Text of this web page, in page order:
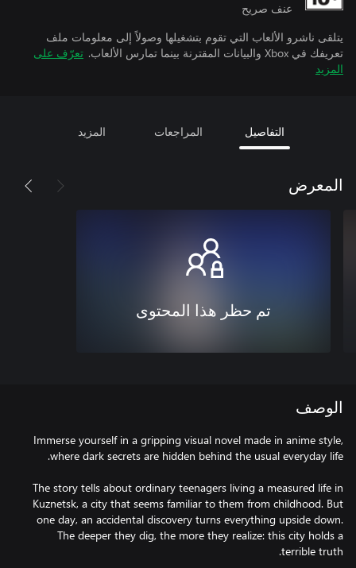
عنف صريح
يتلقى ناشرو الألعاب التي تقوم بتشغيلها وصولاً إلى معلومات ملف
تعريفك في Xbox والبيانات المقترنة بينما تمارس الألعاب.
تعرّف على
المزيد
التفاصيل المراجعات المزيد
المعرض
تم حظر هذا المحتوى
الوصف
Immerse yourself in a gripping visual novel made in anime style,
The story tells about ordinary teenagers living a measured life in
Kuznetsk, a city that seems familiar to them from childhood. But
one day, an accidental discovery turns everything upside down.
The deeper they dig, the more they realize: this city holds a